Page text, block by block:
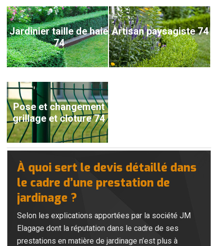
Jardinier taille de haie
74
Artisan paysagiste 74
Pose et changement
grillage et cloture 74
À quoi sert le devis détaillé dans
le cadre d’une prestation de
jardinage ?
Selon les explications apportées par la société JM
Elagage dont la réputation dans le cadre de ses
prestations en matière de jardinage n’est plus à